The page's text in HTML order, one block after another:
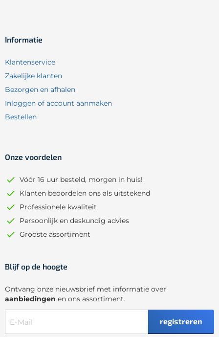
Informatie
Klantenservice
Zakelijke klanten
Bezorgen en afhalen
Inloggen of account aanmaken
Bestellen
Onze voordelen
Vóór 16 uur besteld, morgen in huis!
Klanten beoordelen ons als uitstekend
Professionele kwaliteit
Persoonlijk en deskundig advies
Grooste assortiment
Blijf op de hoogte
Ontvang onze nieuwsbrief met informatie over
aanbiedingen en ons assortiment.
registreren